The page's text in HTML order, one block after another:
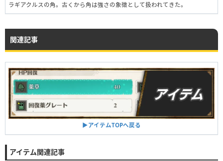
ラギアクルスの角。古くから角は強さの象徴として扱われてきた。
関連記事
▶︎アイテムTOPへ戻る
アイテム関連記事